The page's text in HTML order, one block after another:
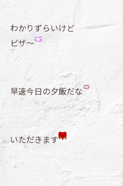
わかりずらいけど
ピザ～
早速今日の夕飯だな
いただきます